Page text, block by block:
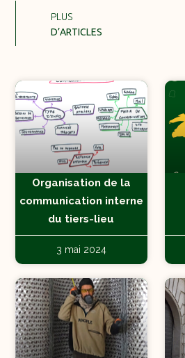
PLUS
D’ARTICLES
Organisation de la
communication interne
du tiers-lieu
3 mai 2024